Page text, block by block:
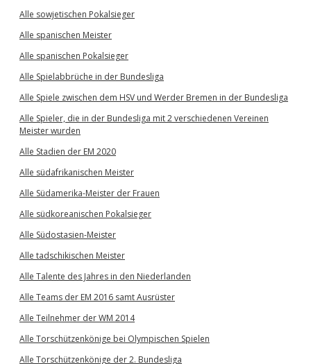
Alle sowjetischen Pokalsieger
Alle spanischen Meister
Alle spanischen Pokalsieger
Alle Spielabbrüche in der Bundesliga
Alle Spiele zwischen dem HSV und Werder Bremen in der Bundesliga
Alle Spieler, die in der Bundesliga mit 2 verschiedenen Vereinen
Meister wurden
Alle Stadien der EM 2020
Alle südafrikanischen Meister
Alle Südamerika-Meister der Frauen
Alle südkoreanischen Pokalsieger
Alle Südostasien-Meister
Alle tadschikischen Meister
Alle Talente des Jahres in den Niederlanden
Alle Teams der EM 2016 samt Ausrüster
Alle Teilnehmer der WM 2014
Alle Torschützenkönige bei Olympischen Spielen
Alle Torschützenkönige der 2. Bundesliga